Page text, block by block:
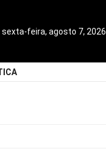
sexta-feira, agosto 7, 2026